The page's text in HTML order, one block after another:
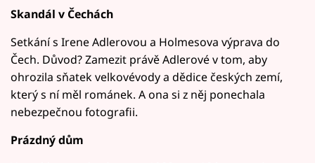
Skandál v Čechách
Setkání s Irene Adlerovou a Holmesova výprava do
Čech. Důvod? Zamezit právě Adlerové v tom, aby
ohrozila sňatek velkovévody a dědice českých zemí,
který s ní měl románek. A ona si z něj ponechala
nebezpečnou fotografii.
Prázdný dům